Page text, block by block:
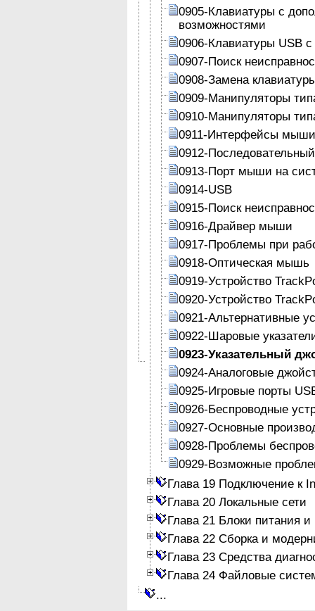
0905-Клавиатуры с
возможностями
0906-Клавиатуры USB с
0907-Поиск
0908-Замена
0909-Манипуляторы
0910-Манипуляторы
0911-Интерфейсы мыши
0912-
0913-Порт мыши на
0914-USB
0915-Поиск
0916-Драйвер мыши
0917-Проблемы при
0918-Оптическая мышь
0919-Устройство
0920-Устройство
0921-Альтернативные
0922-Шаровые
0923-Указательный
0924-Аналоговые
0925-Игровые порты
0926-Беспроводные
0927-Основные
0928-Проблемы
0929-Возможные
Глава 19 Подключение к
Глава 20 Локальные сети
Глава 21 Блоки питания и
Глава 22 Сборка и
Глава 23 Средства
Глава 24 Файловые